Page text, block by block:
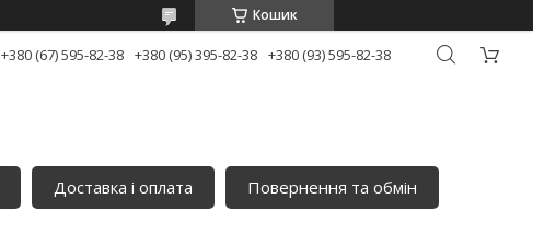
Кошик
+380 (67) 595-82-38 +380 (95) 395-82-38 +380 (93) 595-82-38
Доставка і оплата Повернення та обмін